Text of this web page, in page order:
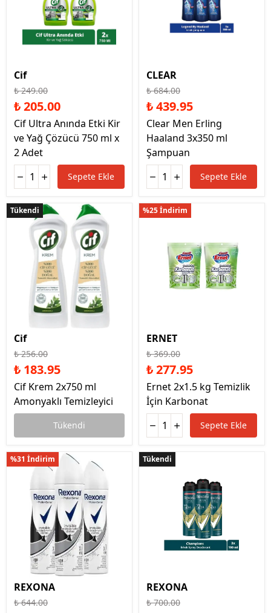
Cif
₺ 249.00
₺ 205.00
Cif Ultra Anında Etki Kir
ve Yağ Çözücü 750 ml x
2 Adet
Sepete Ekle
CLEAR
₺ 684.00
₺ 439.95
Clear Men Erling
Haaland 3x350 ml
Şampuan
Sepete Ekle
Tükendi
Tükendi
Cif
₺ 256.00
₺ 183.95
Cif Krem 2x750 ml
Amonyaklı Temizleyici
Tükendi
%25 İndirim
ERNET
₺ 369.00
₺ 277.95
Ernet 2x1.5 kg Temizlik
İçin Karbonat
Sepete Ekle
%31 İndirim
REXONA
₺ 644.00
Tükendi
Tükendi
REXONA
₺ 700.00